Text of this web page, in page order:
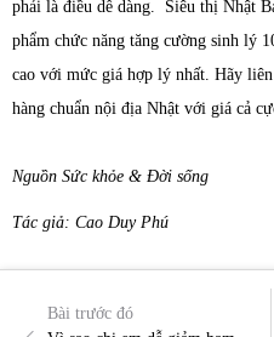
phải là điều dễ dàng. Siêu thị Nhật
phẩm chức năng tăng cường sinh lý
cao với mức giá hợp lý nhất. Hãy
hàng chuẩn nội địa Nhật với giá cả
Nguồn Sức khỏe & Đời sống
Tác giả: Cao Duy Phú
Bài trước đó